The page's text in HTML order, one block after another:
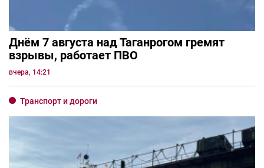
Днём 7 августа над Таганрогом гремят
взрывы, работает ПВО
вчера, 14:21
Транспорт и дороги